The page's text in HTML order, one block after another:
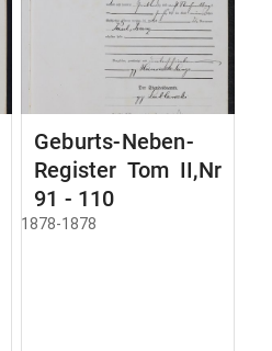
Geburts-Neben-
Register Tom II,Nr
91 - 110
1878-1878